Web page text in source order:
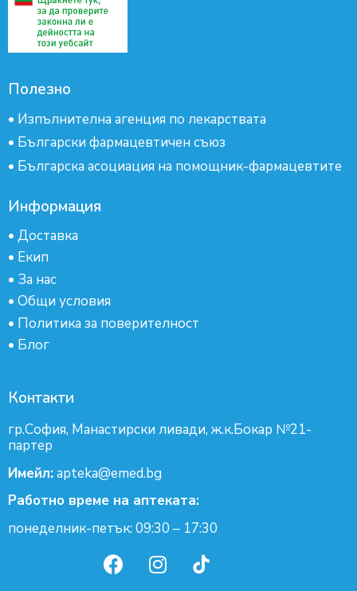
Полезно
• Изпълнителна агенция по лекарствата
• Български фармацевтичен съюз
• Българска асоциация на помощник-фармацевтите
Информация
• Доставка
• Екип
• За нас
• Общи условия
• Политика за поверителност
• Блог
Контакти
гр.София, Манастирски ливади, ж.к.Бокар №21-
партер
Имейл:apteka@emed.bg
Работно време на аптеката:
понеделник-петък: 09:30 – 17:30